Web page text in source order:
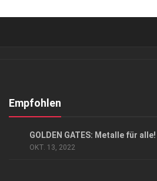
Kontakt, Impressum
Empfohlen
GOLDEN GATES: Metalle für alle!
OKT. 13, 2022